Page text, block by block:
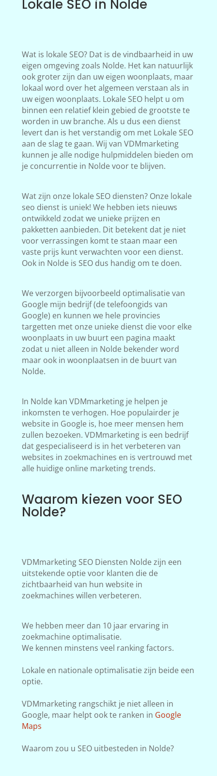
Lokale SEO in Nolde
Wat is lokale SEO? Dat is de vindbaarheid in uw
eigen omgeving zoals Nolde. Het kan natuurlijk
ook groter zijn dan uw eigen woonplaats, maar
lokaal word over het algemeen verstaan als in
uw eigen woonplaats. Lokale SEO helpt u om
binnen een relatief klein gebied de grootste te
worden in uw branche. Als u dus een dienst
levert dan is het verstandig om met Lokale SEO
aan de slag te gaan. Wij van VDMmarketing
kunnen je alle nodige hulpmiddelen bieden om
je concurrentie in Nolde voor te blijven.
Wat zijn onze lokale SEO diensten? Onze lokale
seo dienst is uniek! We hebben iets nieuws
ontwikkeld zodat we unieke prijzen en
pakketten aanbieden. Dit betekent dat je niet
voor verrassingen komt te staan maar een
vaste prijs kunt verwachten voor een dienst.
Ook in Nolde is SEO dus handig om te doen.
We verzorgen bijvoorbeeld optimalisatie van
Google mijn bedrijf (de telefoongids van
Google) en kunnen we hele provincies
targetten met onze unieke dienst die voor elke
woonplaats in uw buurt een pagina maakt
zodat u niet alleen in Nolde bekender word
maar ook in woonplaatsen in de buurt van
Nolde.
In Nolde kan VDMmarketing je helpen je
inkomsten te verhogen. Hoe populairder je
website in Google is, hoe meer mensen hem
zullen bezoeken. VDMmarketing is een bedrijf
dat gespecialiseerd is in het verbeteren van
websites in zoekmachines en is vertrouwd met
alle huidige online marketing trends.
Waarom kiezen voor SEO
Nolde?
VDMmarketing SEO Diensten Nolde zijn een
uitstekende optie voor klanten die de
zichtbaarheid van hun website in
zoekmachines willen verbeteren.
We hebben meer dan 10 jaar ervaring in
zoekmachine optimalisatie.
We kennen minstens veel ranking factors.
Lokale en nationale optimalisatie zijn beide een
optie.
VDMmarketing rangschikt je niet alleen in
Google, maar helpt ook te ranken in Google
Maps
Waarom zou u SEO uitbesteden in Nolde?